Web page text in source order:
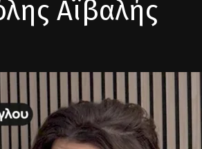
Αϊβαλής